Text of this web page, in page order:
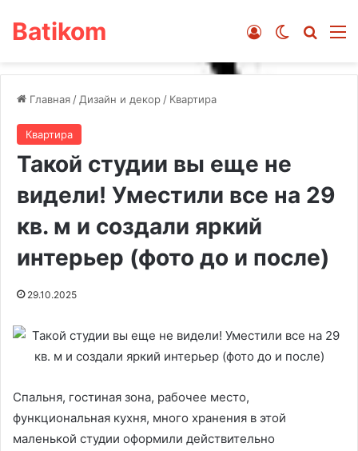
Batikom Switch skin
Войти
Главная / Дизайн и декор / Квартира
Квартира
Такой студии вы еще не
видели! Уместили все на 29
кв. м и создали яркий
интерьер (фото до и после)
29.10.2025
Спальня, гостиная зона, рабочее место,
функциональная кухня, много хранения в этой
маленькой студии оформили действительно